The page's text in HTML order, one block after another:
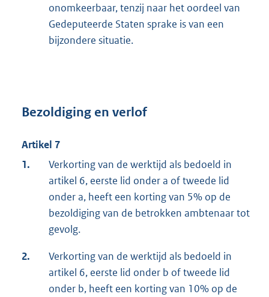
onomkeerbaar, tenzij naar het oordeel van
Gedeputeerde Staten sprake is van een
bijzondere situatie.
Bezoldiging en verlof
Artikel 7
1.
Verkorting van de werktijd als bedoeld in
artikel 6, eerste lid onder a of tweede lid
onder a, heeft een korting van 5% op de
bezoldiging van de betrokken ambtenaar tot
gevolg.
2.
Verkorting van de werktijd als bedoeld in
artikel 6, eerste lid onder b of tweede lid
onder b, heeft een korting van 10% op de